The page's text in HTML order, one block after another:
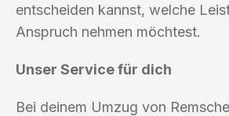
entscheiden kannst, welche
Anspruch nehmen möchtest.
Unser Service für dich
Bei deinem Umzug von